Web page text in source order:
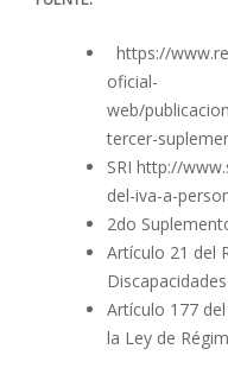
https://
oficial-
web/
tercer-
SRI http://
del-iva-a-
2do
Artículo 21 del
Discapacidades
Artículo 177
la Ley de